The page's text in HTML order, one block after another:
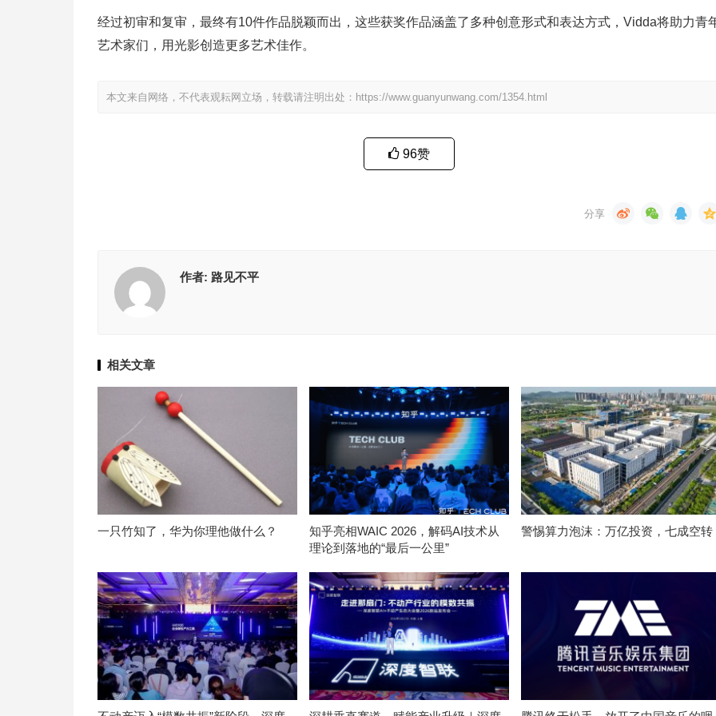
经过初审和复审，最终有10件作品脱颖而出，这些获奖作品涵盖了多种创意形式和表达方式，Vidda将助力青
艺术家们，用光影创造更多艺术佳作。
本文来自网络，不代表观耘网立场，转载请注明出处：https://www.guanyunwang.com/1354.html
96赞
作者: 路见不平
相关文章
一只竹知了，华为你理他做什么？
知乎亮相WAIC 2026，解码AI技术从
理论到落地的“最后一公里”
警惕算力泡沫：万亿投资，七成空转